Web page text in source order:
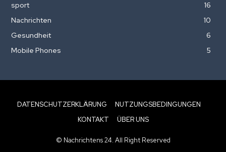
sport
16
Nachrichten
10
Gesundheit
6
Mobile Phones
5
DATENSCHUTZERKLÄRUNG
NUTZUNGSBEDINGUNGEN
KONTAKT
ÜBER UNS
© Nachrichtens 24. All Right Reserved